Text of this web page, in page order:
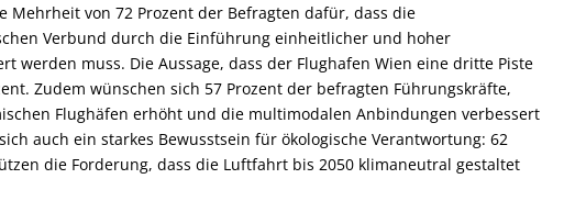
Mehrheit von 72 Prozent der Befragten dafür, dass die
Verbund durch die Einführung einheitlicher und hoher
werden muss. Die Aussage, dass der Flughafen Wien eine dritte Piste
Zudem wünschen sich 57 Prozent der befragten Führungskräfte,
Flughäfen erhöht und die multimodalen Anbindungen verbessert
auch ein starkes Bewusstsein für ökologische Verantwortung: 62
die Forderung, dass die Luftfahrt bis 2050 klimaneutral gestaltet